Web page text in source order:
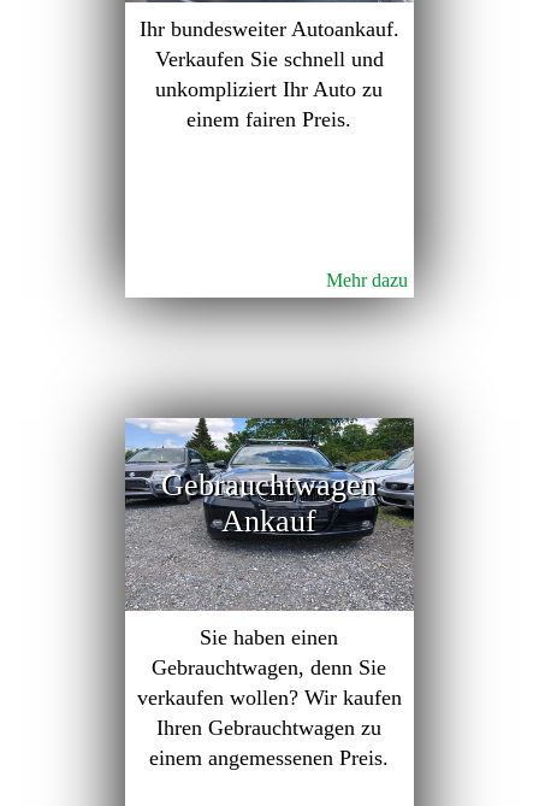
Ihr bundesweiter Autoankauf.
Verkaufen Sie schnell und
unkompliziert Ihr Auto zu
einem fairen Preis.
Mehr dazu
Gebrauchtwagen
Ankauf
Sie haben einen
Gebrauchtwagen, denn Sie
verkaufen wollen? Wir kaufen
Ihren Gebrauchtwagen zu
einem angemessenen Preis.